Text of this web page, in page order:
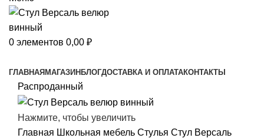
0 элементов 0,00 ₽
ГЛАВНАЯ МАГАЗИН БЛОГДОСТАВКА И ОПЛАТАКОНТАКТЫ
Распроданный
Нажмите, чтобы увеличить
Главная Школьная мебель Стулья Стул Версаль